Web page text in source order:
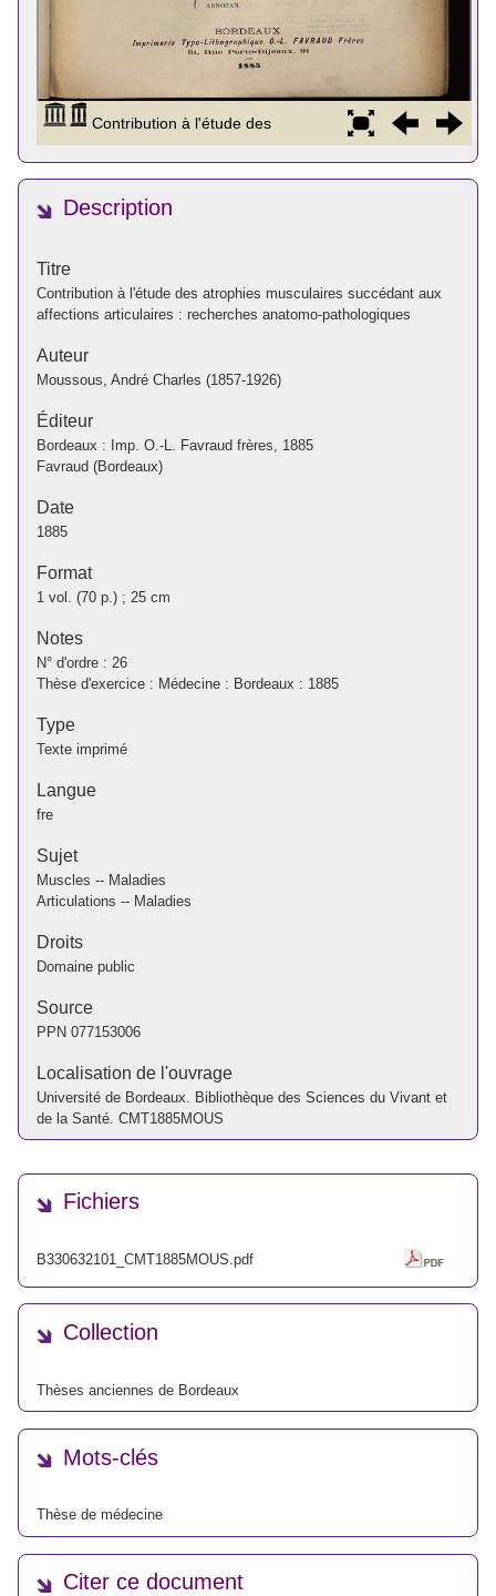
Description
Titre
Contribution à l'étude des atrophies musculaires succédant aux
affections articulaires : recherches anatomo-pathologiques
Auteur
Moussous, André Charles (1857-1926)
Éditeur
Bordeaux : Imp. O.-L. Favraud frères, 1885
Favraud (Bordeaux)
Date
1885
Format
1 vol. (70 p.) ; 25 cm
Notes
N° d'ordre : 26
Thèse d'exercice : Médecine : Bordeaux : 1885
Type
Texte imprimé
Langue
fre
Sujet
Muscles -- Maladies
Articulations -- Maladies
Droits
Domaine public
Source
PPN 077153006
Localisation de l'ouvrage
Université de Bordeaux. Bibliothèque des Sciences du Vivant et
de la Santé. CMT1885MOUS
Fichiers
B330632101_CMT1885MOUS.pdf
Collection
Thèses anciennes de Bordeaux
Mots-clés
Thèse de médecine
Citer ce document